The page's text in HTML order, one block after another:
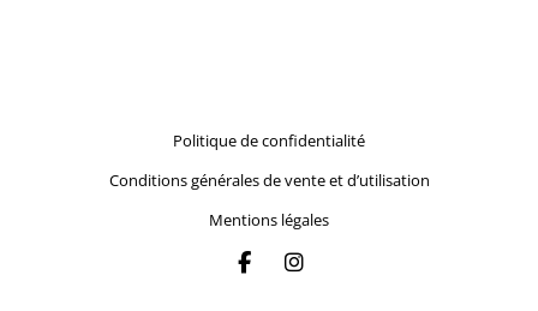
Politique de confidentialité
Conditions générales de vente et d’utilisation
Mentions légales